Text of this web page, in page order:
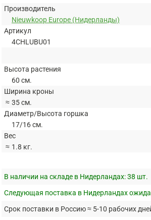
Производитель
Nieuwkoop Europe (Нидерланды)
Артикул
4CHLUBU01
Высота растения
60 см.
Ширина кроны
≈ 35 см.
Диаметр/Высота горшка
17/16 см.
Вес
≈ 1.8 кг.
В наличии на складе в Нидерландах:38 шт.
Следующая поставка в Нидерландах
Срок поставки в Россию ≈ 5-10 рабочих